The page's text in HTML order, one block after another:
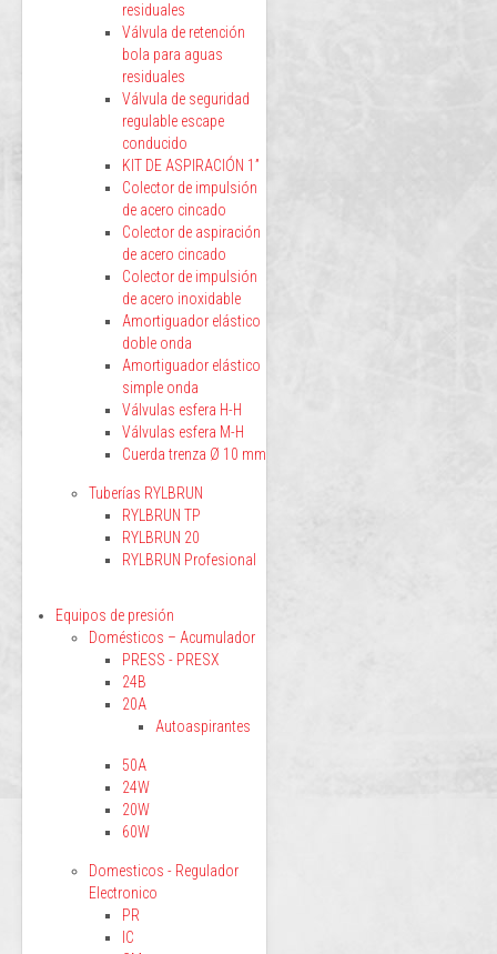
residuales
Válvula de retención
bola para aguas
residuales
Válvula de seguridad
regulable escape
conducido
KIT DE ASPIRACIÓN 1”
Colector de impulsión
de acero cincado
Colector de aspiración
de acero cincado
Colector de impulsión
de acero inoxidable
Amortiguador elástico
doble onda
Amortiguador elástico
simple onda
Válvulas esfera H-H
Válvulas esfera M-H
Cuerda trenza Ø 10 mm
Tuberías RYLBRUN
RYLBRUN TP
RYLBRUN 20
RYLBRUN Profesional
Equipos de presión
Domésticos – Acumulador
PRESS - PRESX
24B
20A
Autoaspirantes
50A
24W
20W
60W
Domesticos - Regulador
Electronico
PR
IC